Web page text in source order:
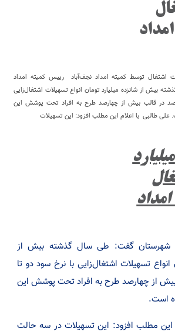
تسهیلات اشتغال توسط کمیته امداد نجف‌آباد رییس کمیته امداد
بیش از شانزده میلیارد تومان انواع تسهیلات اشتغال‌زایی
در قالب بیش از چهارصد طرح به افراد تحت پوشش این
طالبی با اعلام این مطلب افزود: این تسهیلات
پرداخت ۱۶میلیارد
شهرستان گفت: طی سال گذشته بیش از
انواع تسهیلات اشتغال‌زایی با نرخ سود دو تا
از چهارصد طرح به افراد تحت پوشش این
است.
این مطلب افزود: این تسهیلات در سه حالت